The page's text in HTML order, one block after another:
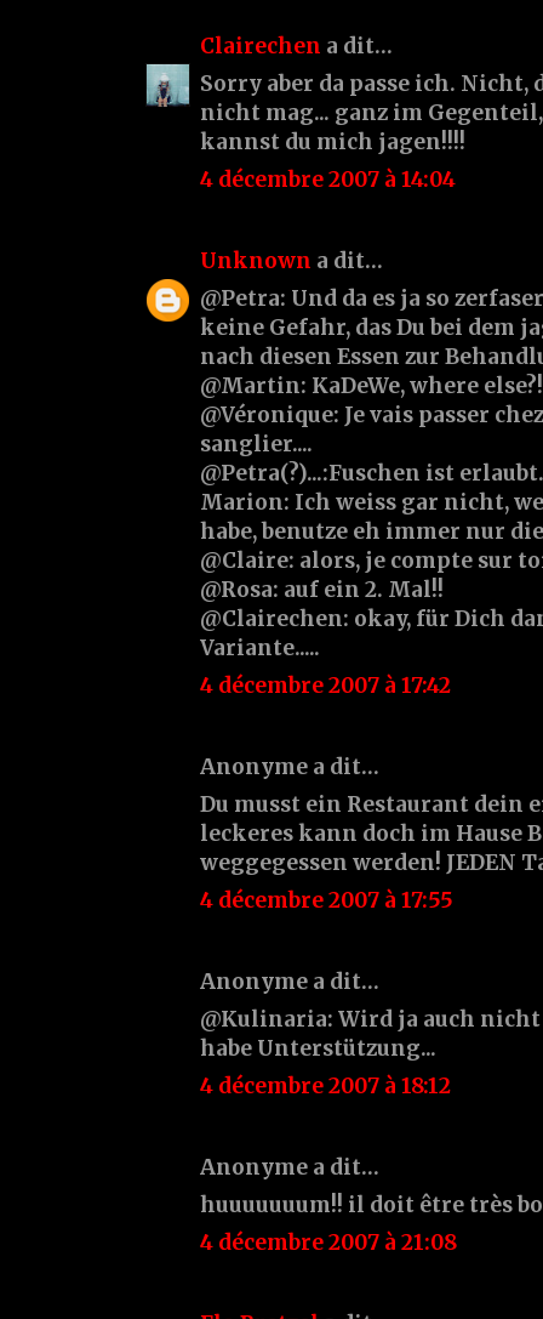
Clairechen a dit…
Sorry aber da passe ich.
nicht mag... ganz im
kannst du mich jagen!!!!
4 décembre 2007 à 14:04
Unknown a dit…
@Petra: Und da es ja so
keine Gefahr, das Du bei dem
nach diesen Essen zur
@Martin: KaDeWe, where else?!
@Véronique: Je vais passer
sanglier....
@Petra(?)...:Fuschen ist
Marion: Ich weiss gar nicht,
habe, benutze eh immer nur
@Claire: alors, je compte sur
@Rosa: auf ein 2. Mal!!
@Clairechen: okay, für Dich
Variante.....
4 décembre 2007 à 17:42
Anonyme a dit…
Du musst ein Restaurant dein
leckeres kann doch im Hause
weggegessen werden! JEDEN
4 décembre 2007 à 17:55
Anonyme a dit…
@Kulinaria: Wird ja auch
habe Unterstützung...
4 décembre 2007 à 18:12
Anonyme a dit…
huuuuuuum!! il doit être très
4 décembre 2007 à 21:08